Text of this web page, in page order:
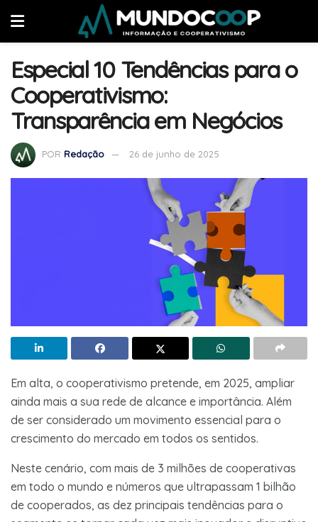
Especial 10 Tendências para o
Cooperativismo:
Transparência em Negócios
POR Redação 26 de junho de 2025
Em alta, o cooperativismo pretende, em 2025, ampliar
ainda mais a sua rede de alcance e importância. Além
de ser considerado um movimento essencial para o
crescimento do mercado em todos os sentidos.
Neste cenário, com mais de 3 milhões de cooperativas
em todo o mundo e números que ultrapassam 1 bilhão
de cooperados, as dez principais tendências para o